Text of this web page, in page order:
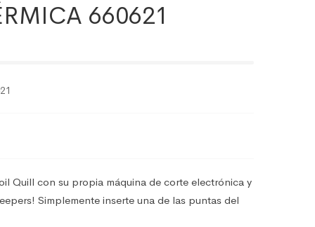
660621
Quill con su propia máquina de corte electrónica y
Simplemente inserte una de las puntas del